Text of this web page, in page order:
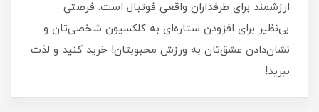
ارزشمند برای طرفداران واقعی فوتبال است. فرصتی
بی‌نظیر برای افزودن ستاره‌ای به کلکسیون شخصی‌تان و
نشان‌دادن عشق‌تان به ورزش محبوبتان! خرید کنید و لذت
ببرید!